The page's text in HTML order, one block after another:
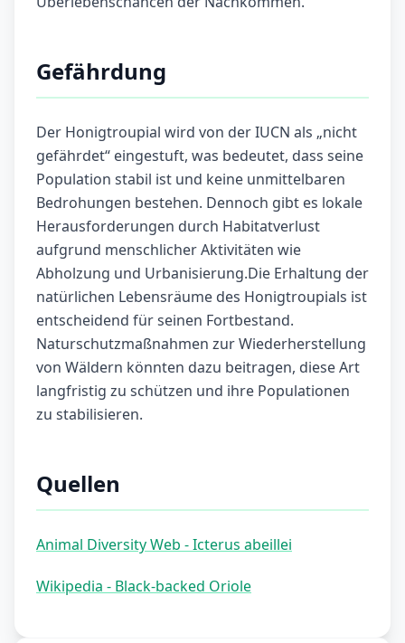
Gefährdung
Der Honigtroupial wird von der IUCN als „nicht
gefährdet“ eingestuft, was bedeutet, dass seine
Population stabil ist und keine unmittelbaren
Bedrohungen bestehen. Dennoch gibt es lokale
Herausforderungen durch Habitatverlust
aufgrund menschlicher Aktivitäten wie
Abholzung und Urbanisierung.Die Erhaltung der
natürlichen Lebensräume des Honigtroupials ist
entscheidend für seinen Fortbestand.
Naturschutzmaßnahmen zur Wiederherstellung
von Wäldern könnten dazu beitragen, diese Art
langfristig zu schützen und ihre Populationen
zu stabilisieren.
Quellen
Animal Diversity Web - Icterus abeillei
Wikipedia - Black-backed Oriole